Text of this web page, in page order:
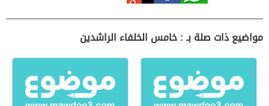
مواضيع ذات صلة بـ : خامس الخلفاء الراشدين